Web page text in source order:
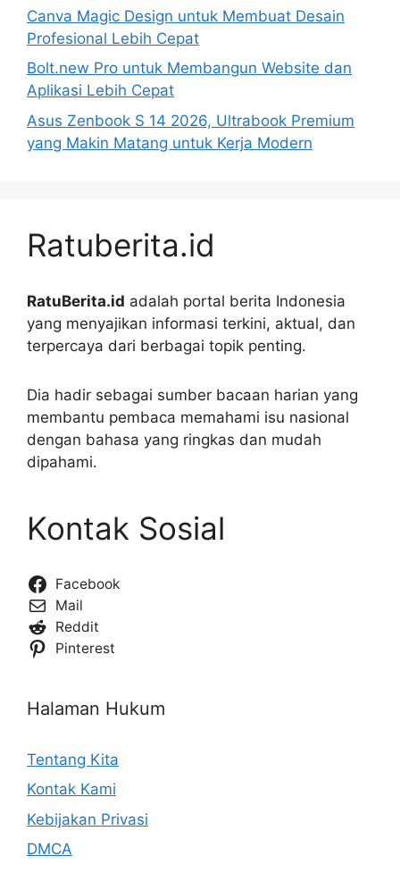
Canva Magic Design untuk Membuat Desain
Profesional Lebih Cepat
Bolt.new Pro untuk Membangun Website dan
Aplikasi Lebih Cepat
Asus Zenbook S 14 2026, Ultrabook Premium
yang Makin Matang untuk Kerja Modern
Ratuberita.id
RatuBerita.id adalah portal berita Indonesia
yang menyajikan informasi terkini, aktual, dan
terpercaya dari berbagai topik penting.
Dia hadir sebagai sumber bacaan harian yang
membantu pembaca memahami isu nasional
dengan bahasa yang ringkas dan mudah
dipahami.
Kontak Sosial
Facebook
Mail
Reddit
Pinterest
Halaman Hukum
Tentang Kita
Kontak Kami
Kebijakan Privasi
DMCA